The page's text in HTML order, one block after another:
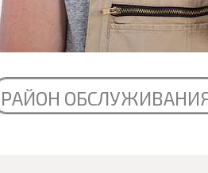
РАЙОН